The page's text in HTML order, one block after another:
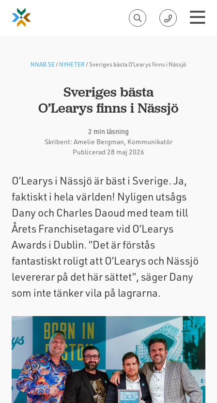
NNAB.SE/NYHETER /Sveriges bästa O’Learys finns i Nässjö
Sveriges bästa
O’Learys finns i Nässjö
2 min läsning
Skribent: Amelie Bergman, Kommunikatör
Publicerad 28 maj 2026
O’Learys i Nässjö är bäst i Sverige. Ja,
faktiskt i hela världen! Nyligen utsågs
Dany och Charles Daoud med team till
Årets Franchisetagare vid O’Learys
Awards i Dublin. ”Det är förstås
fantastiskt roligt att O’Learys och Nässjö
levererar på det här sättet”, säger Dany
som inte tänker vila på lagrarna.